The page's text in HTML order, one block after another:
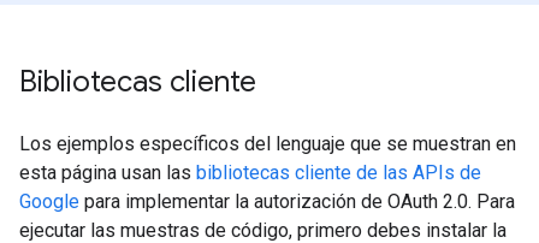
Bibliotecas cliente
Los ejemplos específicos del lenguaje que se muestran en
esta página usan las bibliotecas cliente de las APIs de
Google para implementar la autorización de OAuth 2.0. Para
ejecutar las muestras de código, primero debes instalar la